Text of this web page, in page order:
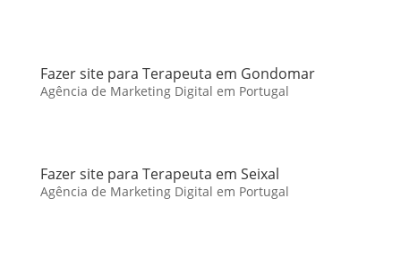
Fazer site para Terapeuta em Gondomar
Agência de Marketing Digital em Portugal
Fazer site para Terapeuta em Seixal
Agência de Marketing Digital em Portugal